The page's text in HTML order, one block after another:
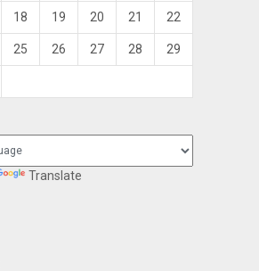
18 19 20 21 22
25 26 27 28 29
Translate